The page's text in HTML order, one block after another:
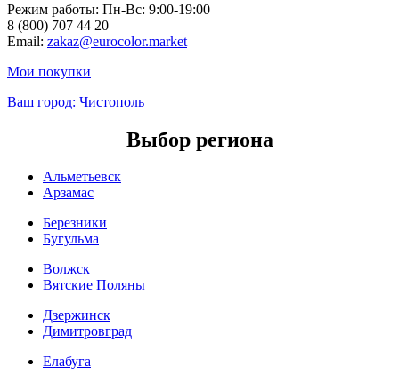
Режим работы: Пн-Вc: 9:00-19:00
8 (800) 707 44 20
Email: zakaz@eurocolor.market
Мои покупки
Ваш город: Чистополь
Выбор региона
Альметьевск
Арзамас
Березники
Бугульма
Волжск
Вятские Поляны
Дзержинск
Димитровград
Елабуга